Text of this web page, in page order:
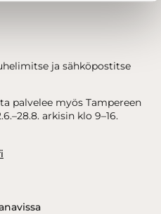
ja sähköpostitse
palvelee myös Tampereen
arkisin klo 9–16.